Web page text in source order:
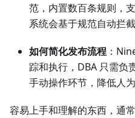
范，内置数百条规则，
系统会基于规范自动拦
如何简化发布流程 ：
踪和执行，DBA 只需负
手动操作环节，降低人
容易上手和理解的东西，通